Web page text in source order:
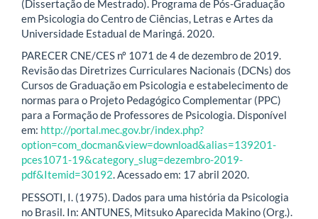
(Dissertação de Mestrado). Programa de Pós-Graduação
em Psicologia do Centro de Ciências, Letras e Artes da
Universidade Estadual de Maringá. 2020.
PARECER CNE/CES nº 1071 de 4 de dezembro de 2019.
Revisão das Diretrizes Curriculares Nacionais (DCNs) dos
Cursos de Graduação em Psicologia e estabelecimento de
normas para o Projeto Pedagógico Complementar (PPC)
para a Formação de Professores de Psicologia. Disponível
em: http://portal.mec.gov.br/index.php?
option=com_docman&view=download&alias=139201-
pces1071-19&category_slug=dezembro-2019-
pdf&Itemid=30192. Acessado em: 17 abril 2020.
PESSOTI, I. (1975). Dados para uma história da Psicologia
no Brasil. In: ANTUNES, Mitsuko Aparecida Makino (Org.).